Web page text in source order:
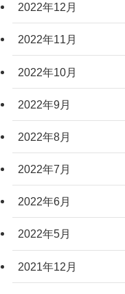
2022年12月
2022年11月
2022年10月
2022年9月
2022年8月
2022年7月
2022年6月
2022年5月
2021年12月